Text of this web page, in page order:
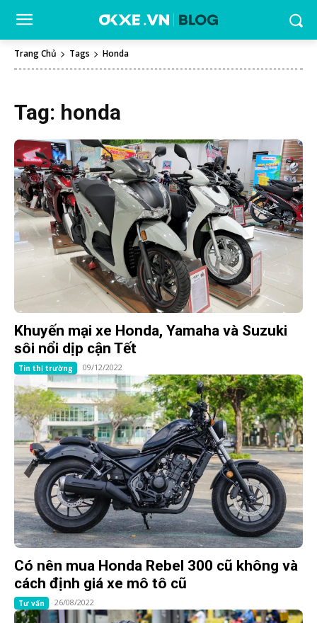
Trang Chủ Tags Honda
Tag: honda
Khuyến mại xe Honda, Yamaha và Suzuki
sôi nổi dịp cận Tết
Tin thị trường 09/12/2022
Có nên mua Honda Rebel 300 cũ không và
cách định giá xe mô tô cũ
Tư vấn 26/08/2022